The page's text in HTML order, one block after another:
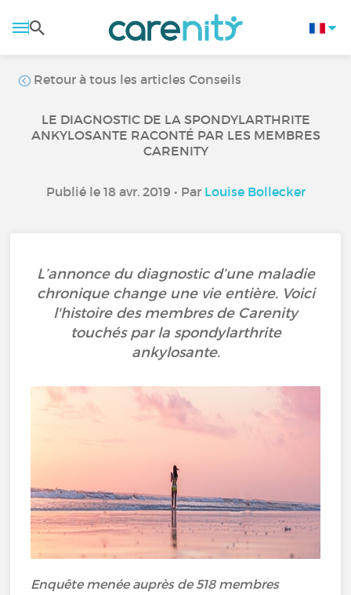
Retour à tous les articles Conseils
LE DIAGNOSTIC DE LA SPONDYLARTHRITE
ANKYLOSANTE RACONTÉ PAR LES MEMBRES
CARENITY
Publié le 18 avr. 2019 • Par Louise Bollecker
L’annonce du diagnostic d’une maladie
chronique change une vie entière. Voici
l'histoire des membres de Carenity
touchés par la spondylarthrite
ankylosante.
Enquête menée auprès de 518 membres